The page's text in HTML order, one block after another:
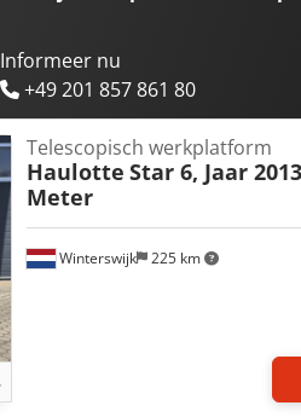
Informeer nu
+49 201 857 861 80
Winterswijk 225 km
Telescopisch werkplatform
Haulotte Star 6, Jaar
Meter